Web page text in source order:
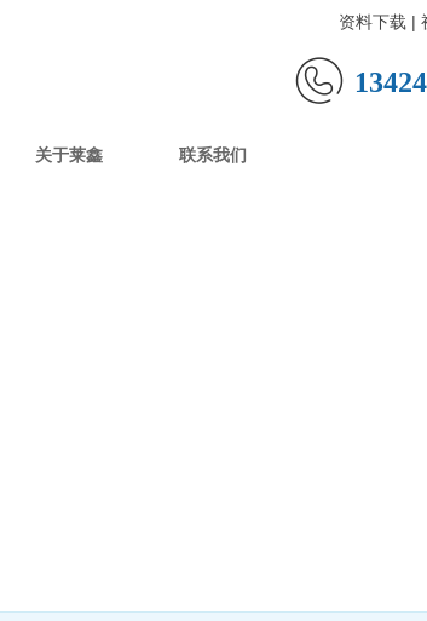
资料下载 |
关于莱鑫 联系我们